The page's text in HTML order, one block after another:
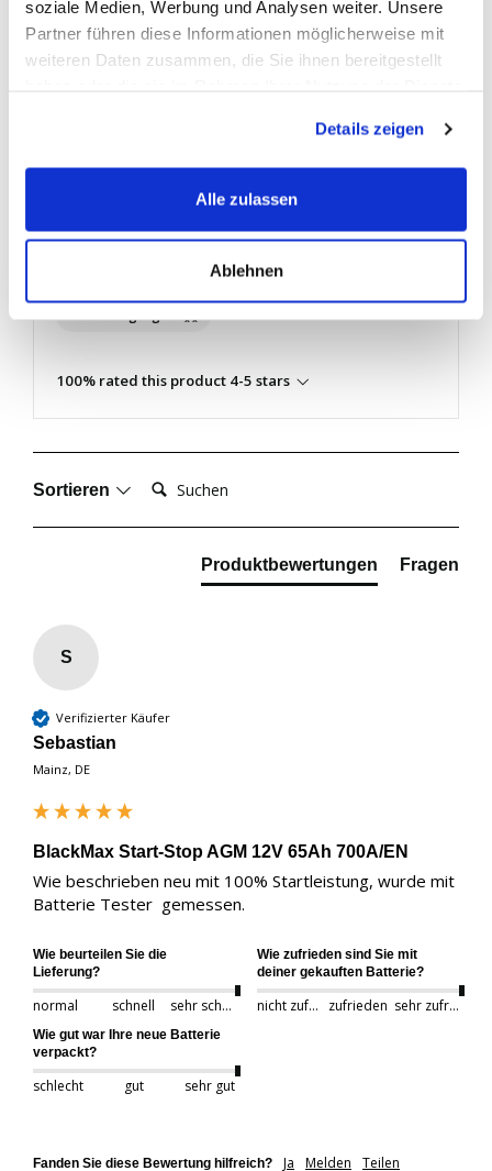
soziale Medien, Werbung und Analysen weiter. Unsere
Partner führen diese Informationen möglicherweise mit
weiteren Daten zusammen, die Sie ihnen bereitgestellt
Details zeigen
Alle zulassen
Ablehnen
Wie beurteilen Sie die
Lieferung?
normal schnell sehr schnell
Wie gut war Ihre neue
Batterie verpackt?
schlecht gut sehr gut
Bewertung schreiben
100% rated this product 4-5 stars
Sortieren Suchen:
Produktbewertungen Fragen
S
Verifizierter Käufer
Sebastian
Mainz, DE
BlackMax Start-Stop AGM 12V 65Ah 700A/EN
Wie beschrieben neu mit 100% Startleistung, wurde mit
Batterie Tester  gemessen.
Wie beurteilen Sie die
Lieferung?
normal schnell sehr schnell
Wie zufrieden sind Sie mit
deiner gekauften Batterie?
nicht zufrieden zufrieden sehr zufrieden
Wie gut war Ihre neue Batterie
verpackt?
schlecht gut sehr gut
Fanden Sie diese Bewertung hilfreich? Ja Melden Teilen